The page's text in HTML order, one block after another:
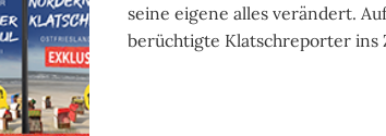
seine eigene alles verändert.
berüchtigte Klatschreporter ins